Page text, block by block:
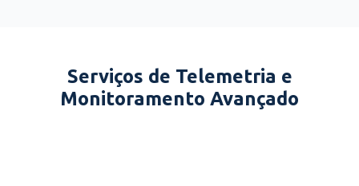
Serviços de Telemetria e
Monitoramento Avançado